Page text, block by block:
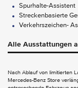
Spurhalte-Assistent
Streckenbasierte
Verkehrszeichen-
AUDIO &
Digitales Radio
Kabelloses
Alle Ausstattungen
Nach Ablauf von limitierten
Mercedes-Benz Store